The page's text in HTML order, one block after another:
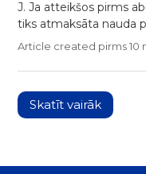
J. Ja atteikšos pirms
tiks atmaksāta nauda
Article created pirms 10
Skatīt vairāk items